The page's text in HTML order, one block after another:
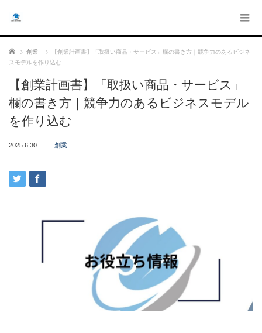
ホーム 創業
【創業計画書】「取扱い商品・サービス」欄の書き方｜競争力のあるビジネ
スモデルを作り込む
【創業計画書】「取扱い商品・サービス」
欄の書き方｜競争力のあるビジネスモデル
を作り込む
2025.6.30 創業